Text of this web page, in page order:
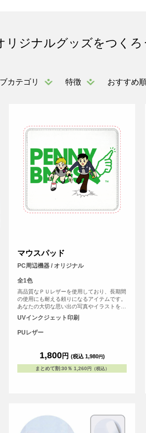
リジナルグッズをつくろ
カテゴリ 特徴 おすすめ
マウスパッド
PC周辺機器 / オリジナル
全1色
高品質なＰＵレザーを使用しており、長期間
の使用にも耐える頼りになるアイテムです。
あなたの大切な思い出の写真やイラストをデ
ザインすることで、パソコン周りが一気に華
やかになります。
UVインクジェット印刷
PUレザー
1,800円 (税込 1,980円)
まとめて割:30％ 1,260 円（税込）